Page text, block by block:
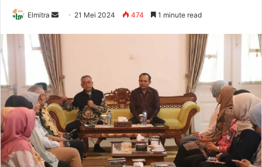
Elmitra
Send
email
21 Mei 2024 474 1 minute read